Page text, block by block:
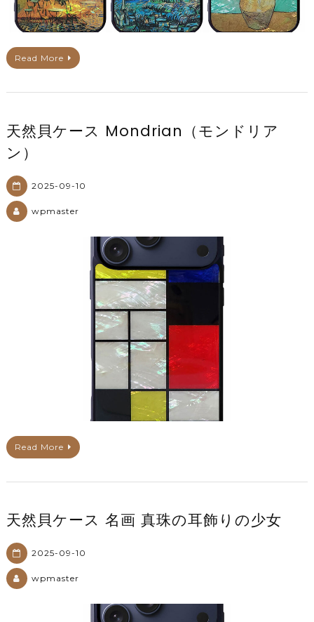
Read More
天然貝ケース Mondrian（モンドリア
ン）
2025-09-10
wpmaster
Read More
天然貝ケース 名画 真珠の耳飾りの少女
2025-09-10
wpmaster